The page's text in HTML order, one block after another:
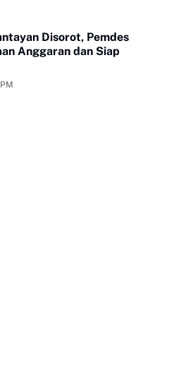
Disorot, Pemdes
Anggaran dan Siap